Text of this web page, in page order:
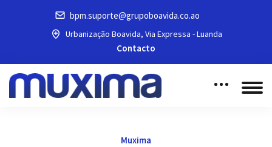
bpm.suporte@grupoboavida.co.ao
Urbanização Boavida, Via Expressa - Luanda
Contacto
Muxima